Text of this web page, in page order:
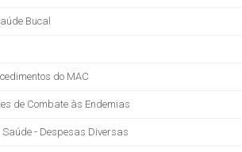
Bucal
do MAC
de Combate às Endemias
- Despesas Diversas